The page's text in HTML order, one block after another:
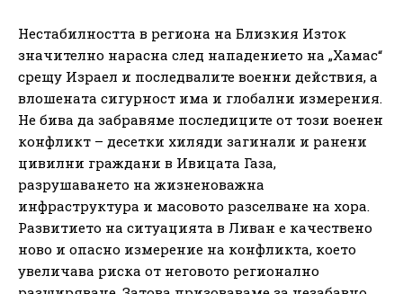
Нестабилността в региона на Близкия Изток
значително нарасна след нападението на „Хамас“
срещу Израел и последвалите военни действия, а
влошената сигурност има и глобални измерения.
Не бива да забравяме последиците от този военен
конфликт – десетки хиляди загинали и ранени
цивилни граждани в Ивицата Газа,
разрушаването на жизненоважна
инфраструктура и масовото разселване на хора.
Развитието на ситуацията в Ливан е качествено
ново и опасно измерение на конфликта, което
увеличава риска от неговото регионално